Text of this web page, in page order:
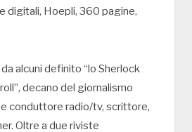
digitali, Hoepli, 360 pagine,
alcuni definito “lo Sherlock
decano del giornalismo
conduttore radio/tv, scrittore,
Oltre a due riviste